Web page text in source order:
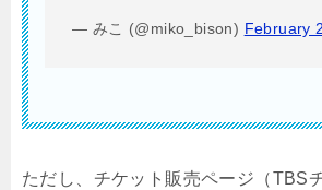
— みこ (@miko_bison) February
ただし、チケット販売ページ（TBS